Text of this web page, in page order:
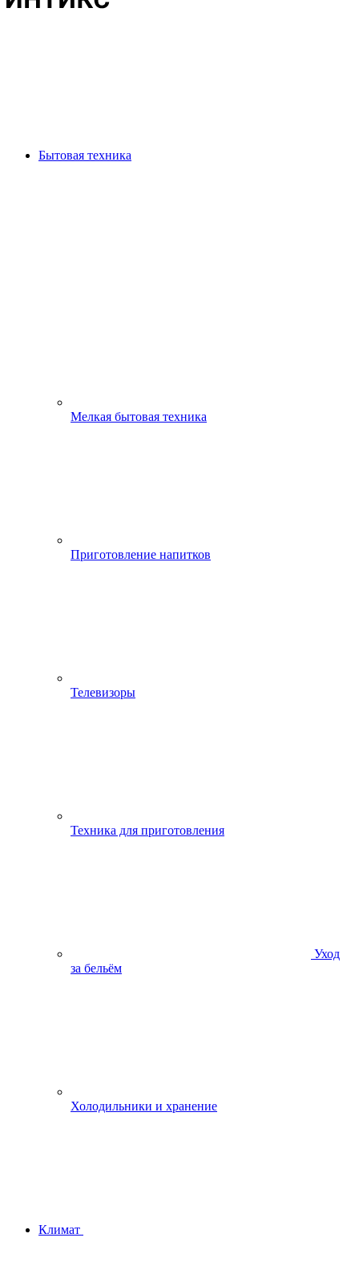
Бытовая техника
Мелкая бытовая техника
Приготовление напитков
Телевизоры
Техника для приготовления
Уход
за бельём
Холодильники и хранение
Климат